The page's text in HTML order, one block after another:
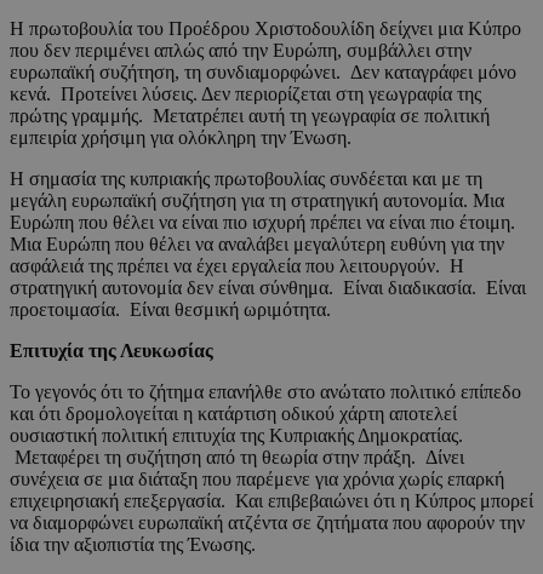
Η πρωτοβουλία του Προέδρου Χριστοδουλίδη δείχνει μια Κύπρο
που δεν περιμένει απλώς από την Ευρώπη, συμβάλλει στην
ευρωπαϊκή συζήτηση, τη συνδιαμορφώνει. Δεν καταγράφει μόνο
κενά. Προτείνει λύσεις. Δεν περιορίζεται στη γεωγραφία της
πρώτης γραμμής. Μετατρέπει αυτή τη γεωγραφία σε πολιτική
εμπειρία χρήσιμη για ολόκληρη την Ένωση.
Η σημασία της κυπριακής πρωτοβουλίας συνδέεται και με τη
μεγάλη ευρωπαϊκή συζήτηση για τη στρατηγική αυτονομία. Μια
Ευρώπη που θέλει να είναι πιο ισχυρή πρέπει να είναι πιο έτοιμη.
Μια Ευρώπη που θέλει να αναλάβει μεγαλύτερη ευθύνη για την
ασφάλειά της πρέπει να έχει εργαλεία που λειτουργούν. Η
στρατηγική αυτονομία δεν είναι σύνθημα. Είναι διαδικασία. Είναι
προετοιμασία. Είναι θεσμική ωριμότητα.
Επιτυχία της Λευκωσίας
Το γεγονός ότι το ζήτημα επανήλθε στο ανώτατο πολιτικό επίπεδο
και ότι δρομολογείται η κατάρτιση οδικού χάρτη αποτελεί
ουσιαστική πολιτική επιτυχία της Κυπριακής Δημοκρατίας.
Μεταφέρει τη συζήτηση από τη θεωρία στην πράξη. Δίνει
συνέχεια σε μια διάταξη που παρέμενε για χρόνια χωρίς επαρκή
επιχειρησιακή επεξεργασία. Και επιβεβαιώνει ότι η Κύπρος μπορεί
να διαμορφώνει ευρωπαϊκή ατζέντα σε ζητήματα που αφορούν την
ίδια την αξιοπιστία της Ένωσης.